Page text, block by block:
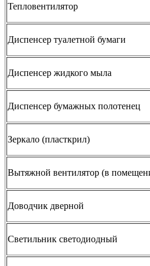
Тепловентилятор
Диспенсер туалетной бумаги
Диспенсер жидкого мыла
Диспенсер бумажных полотенец
Зеркало (пласткрил)
Вытяжной вентилятор (в
Доводчик дверной
Светильник светодиодный